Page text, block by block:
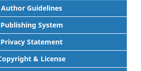
Author Guidelines
Publishing System
Privacy Statement
& License